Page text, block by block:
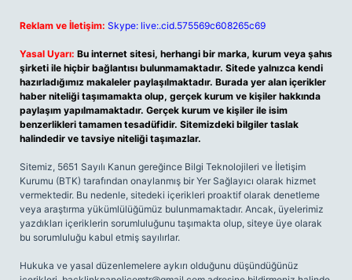
Reklam ve İletişim: Skype: live:.cid.575569c608265c69
Yasal Uyarı: Bu internet sitesi, herhangi bir marka, kurum veya şahıs
şirketi ile hiçbir bağlantısı bulunmamaktadır. Sitede yalnızca kendi
hazırladığımız makaleler paylaşılmaktadır. Burada yer alan içerikler
haber niteliği taşımamakta olup, gerçek kurum ve kişiler hakkında
paylaşım yapılmamaktadır. Gerçek kurum ve kişiler ile isim
benzerlikleri tamamen tesadüfidir. Sitemizdeki bilgiler taslak
halindedir ve tavsiye niteliği taşımazlar.
Sitemiz, 5651 Sayılı Kanun gereğince Bilgi Teknolojileri ve İletişim
Kurumu (BTK) tarafından onaylanmış bir Yer Sağlayıcı olarak hizmet
vermektedir. Bu nedenle, sitedeki içerikleri proaktif olarak denetleme
veya araştırma yükümlülüğümüz bulunmamaktadır. Ancak, üyelerimiz
yazdıkları içeriklerin sorumluluğunu taşımakta olup, siteye üye olarak
bu sorumluluğu kabul etmiş sayılırlar.
Hukuka ve yasal düzenlemelere aykırı olduğunu düşündüğünüz